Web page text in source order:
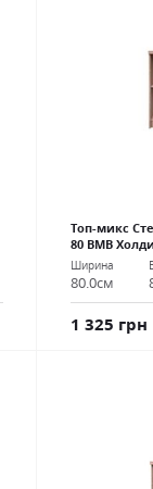
Топ-микс
80 ВМВ
Ширина
80.0см
1 325 грн